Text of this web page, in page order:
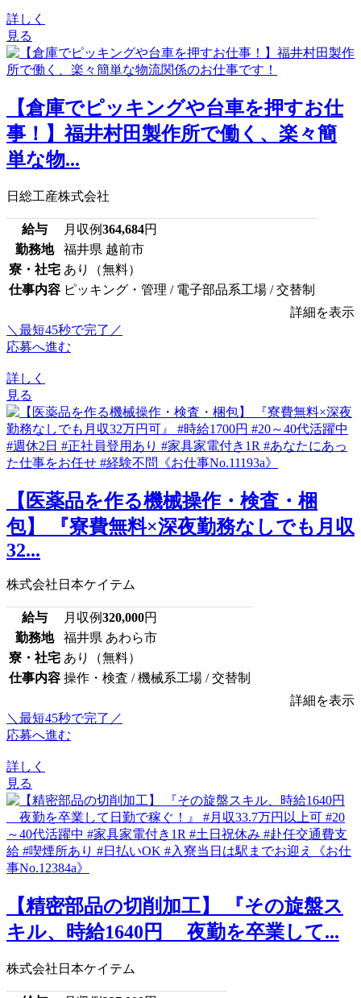
詳しく
見る
【倉庫でピッキングや台車を押すお仕
事！】福井村田製作所で働く、楽々簡
単な物...
日総工産株式会社
給与 月収例364,684円
勤務地
福井県 越前市
寮・社宅 あり（無料）
仕事内容 ピッキング・管理 / 電子部品系工場 / 交替制
詳細を表示
＼最短45秒で完了／
応募へ進む
詳しく
見る
【医薬品を作る機械操作・検査・梱
包】 『寮費無料×深夜勤務なしでも月収
32...
株式会社日本ケイテム
給与 月収例320,000円
勤務地
福井県 あわら市
寮・社宅 あり（無料）
仕事内容 操作・検査 / 機械系工場 / 交替制
詳細を表示
＼最短45秒で完了／
応募へ進む
詳しく
見る
【精密部品の切削加工】 『その旋盤ス
キル、時給1640円 夜勤を卒業して...
株式会社日本ケイテム